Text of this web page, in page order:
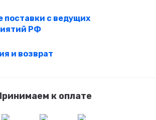
поставки с ведущих
РФ
и возврат
к оплате